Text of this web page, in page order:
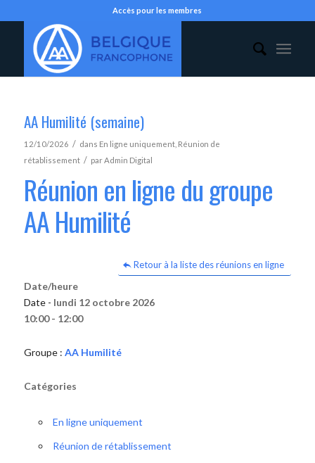
Accès pour les membres
AA Humilité (semaine)
12/10/2026 / dans En ligne uniquement, Réunion de
rétablissement / parAdmin Digital
Réunion en ligne du groupe
AA Humilité
Retour à la liste des réunions en ligne
Date/heure
Date - lundi 12 octobre 2026
10:00 - 12:00
Groupe : AA Humilité
Catégories
En ligne uniquement
Réunion de rétablissement